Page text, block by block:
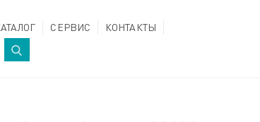
СЕРВИС
КОНТАКТЫ